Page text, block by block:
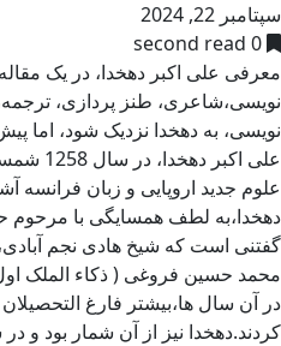
سپتامبر 22, 2024
0 second read
معرفی علی اکبر دهخدا، در یک
نویسی،شاعری، طنز پردازی،
نویسی، به دهخدا نزدیک شود، اما
علی
علوم جدید اروپایی و زبان فرانسه
دهخدا،به لطف همسایگى با مرحوم
گفتنی است که شیخ هادی نجم آبادی،
محمد حسین فروغی ( ذکاء الملک
در آن سال ها،بیشتر فارغ